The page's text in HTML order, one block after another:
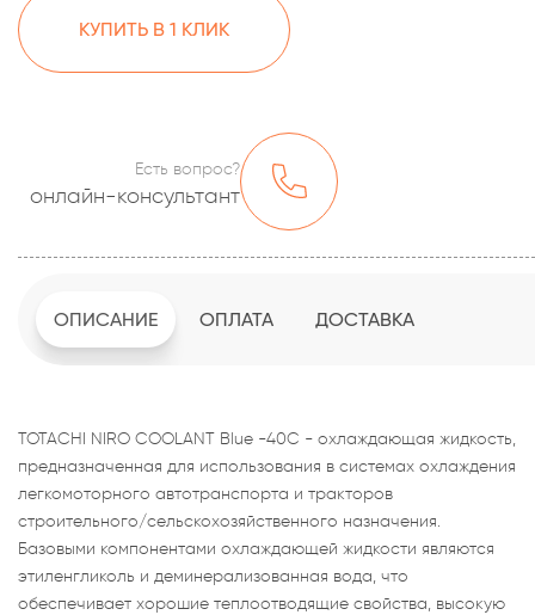
КУПИТЬ В 1 КЛИК
Есть вопрос?
онлайн-консультант
ОПИСАНИЕ ОПЛАТА ДОСТАВКА
TOTACHI NIRO COOLANT Blue -40C - охлаждающая жидкость,
предназначенная для использования в системах охлаждения
легкомоторного автотранспорта и тракторов
строительного/сельскохозяйственного назначения.
Базовыми компонентами охлаждающей жидкости являются
этиленгликоль и деминерализованная вода, что
обеспечивает хорошие теплоотводящие свойства, высокую